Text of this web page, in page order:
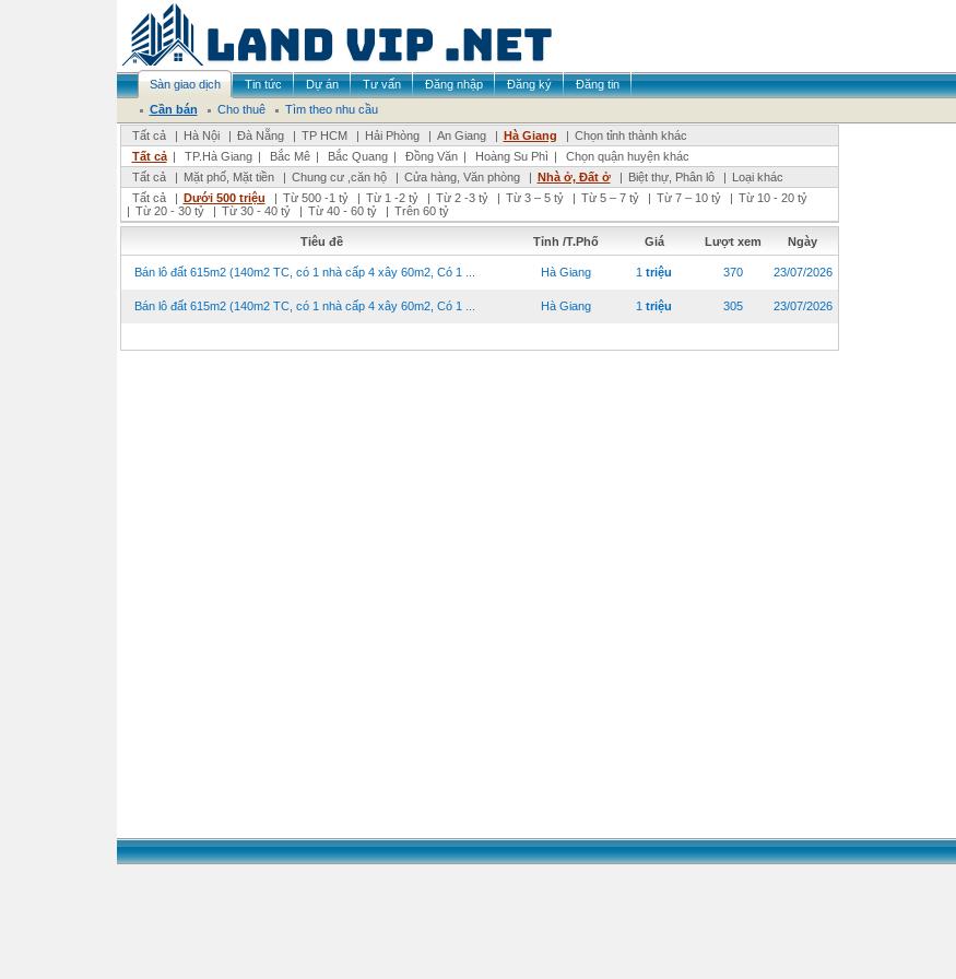
Sàn giao dịch Tin tức Dự án Tư vấn Đăng nhập Đăng ký
Đăng tin
Cần bán
Cho thuê
Tìm theo nhu cầu
Tất cả
| Hà Nội | Đà Nẵng | TP HCM | Hải Phòng | An Giang | Hà Giang | Chọn tỉnh thành khác
Tất cả | TP.Hà Giang | Bắc Mê | Bắc Quang | Đồng Văn | Hoàng Su Phì |
Chọn quận huyện khác
Tất cả
| Mặt phố, Mặt tiền | Chung cư ,căn hộ | Cửa hàng, Văn phòng | Nhà ở, Đất ở | Biệt thự, Phân lô | Loại khác
Tất cả
| Dưới 500 triệu | Từ 500 -1 tỷ | Từ 1 -2 tỷ | Từ 2 -3 tỷ | Từ 3 – 5 tỷ | Từ 5 – 7 tỷ | Từ 7 – 10 tỷ | Từ 10 - 20 tỷ
| Từ 20 - 30 tỷ | Từ 30 - 40 tỷ | Từ 40 - 60 tỷ | Trên 60 tỷ
Tiêu đề Tỉnh /T.Phố Giá Lượt xem Ngày
Bán lô đất 615m2 (140m2 TC, có 1 nhà cấp 4 xây 60m2, Có 1 ... Hà Giang 1 triệu 370 23/07/2026
Bán lô đất 615m2 (140m2 TC, có 1 nhà cấp 4 xây 60m2, Có 1 ... Hà Giang 1 triệu 305 23/07/2026